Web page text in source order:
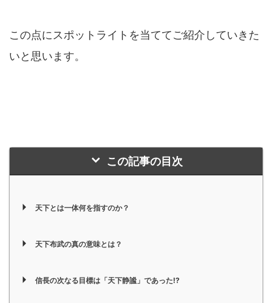
この点にスポットライトを当ててご紹介していきた
いと思います。
この記事の目次
天下とは一体何を指すのか？
天下布武の真の意味とは？
信長の次なる目標は「天下静謐」であった!?